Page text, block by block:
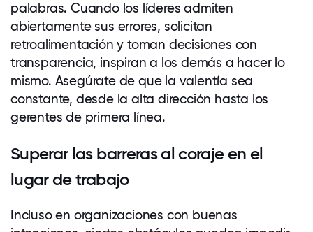
palabras. Cuando los líderes admiten
abiertamente sus errores, solicitan
retroalimentación y toman decisiones con
transparencia, inspiran a los demás a hacer lo
mismo. Asegúrate de que la valentía sea
constante, desde la alta dirección hasta los
gerentes de primera línea.
Superar las barreras al coraje en el
lugar de trabajo
Incluso en organizaciones con buenas